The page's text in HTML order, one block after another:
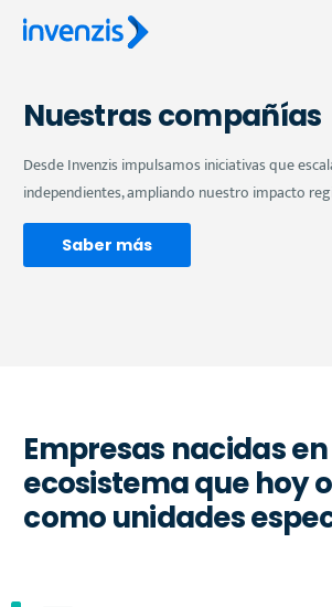
Nuestras compañías
Desde Invenzis impulsamos iniciativas que
independientes, ampliando nuestro impacto
Saber más
Empresas nacidas
ecosistema que hoy
como unidades